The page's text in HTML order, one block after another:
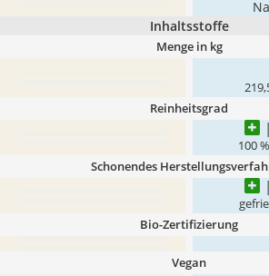
Inhaltsstoffe
Menge in kg
Reinheitsgrad
100
Schonendes
Bio-Zertifizierung
Vegan